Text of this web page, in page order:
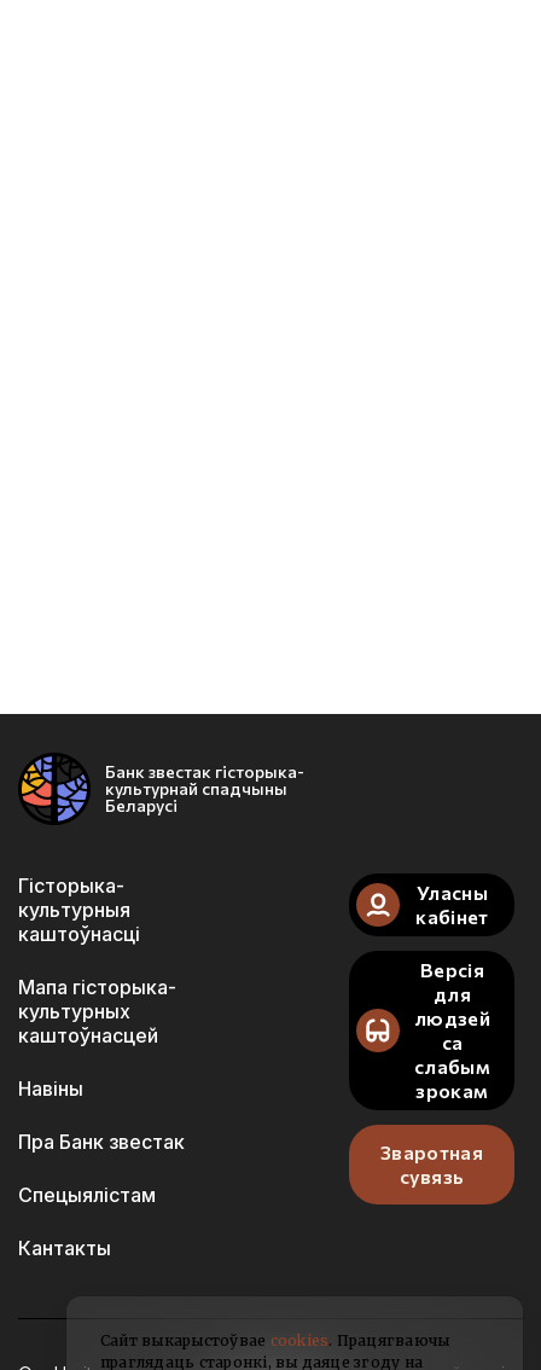
Банк звестак гісторыка-
культурнай спадчыны
Беларусі
Гісторыка-
культурныя
каштоўнасці
Мапа гісторыка-
культурных
каштоўнасцей
Навіны
Пра Банк звестак
Спецыялістам
Кантакты
Уласны
кабінет
Версія
для
людзей
са
слабым
зрокам
Зваротная
сувязь
Сайт выкарыстоўвае cookies. Працягваючы
праглядаць старонкі, вы даяце згоду на